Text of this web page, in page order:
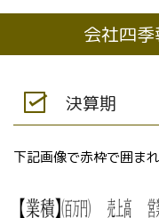
会社四
決算期
下記画像で赤枠で囲ま